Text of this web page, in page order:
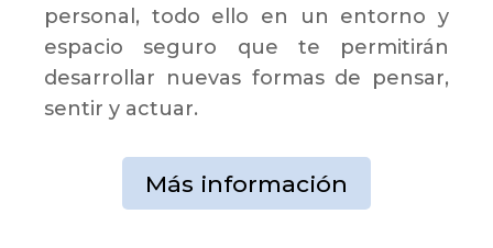
personal, todo ello en un entorno y
espacio seguro que te permitirán
desarrollar nuevas formas de pensar,
sentir y actuar.
Más información